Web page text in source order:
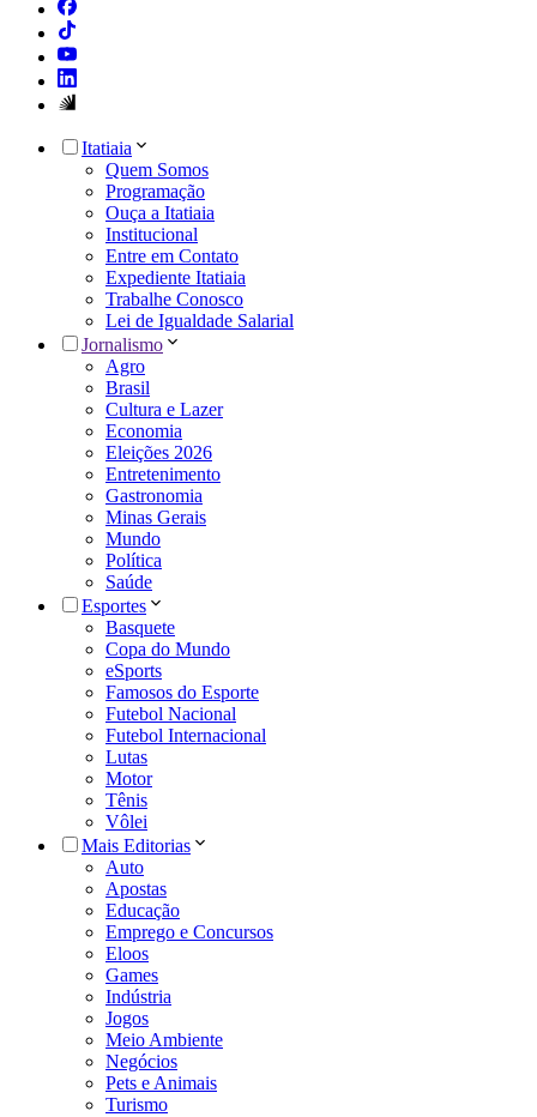
Itatiaia
Quem Somos
Programação
Ouça a Itatiaia
Institucional
Entre em Contato
Expediente Itatiaia
Trabalhe Conosco
Lei de Igualdade Salarial
Jornalismo
Agro
Brasil
Cultura e Lazer
Economia
Eleições 2026
Entretenimento
Gastronomia
Minas Gerais
Mundo
Política
Saúde
Esportes
Basquete
Copa do Mundo
eSports
Famosos do Esporte
Futebol Nacional
Futebol Internacional
Lutas
Motor
Tênis
Vôlei
Mais Editorias
Auto
Apostas
Educação
Emprego e Concursos
Eloos
Games
Indústria
Jogos
Meio Ambiente
Negócios
Pets e Animais
Turismo